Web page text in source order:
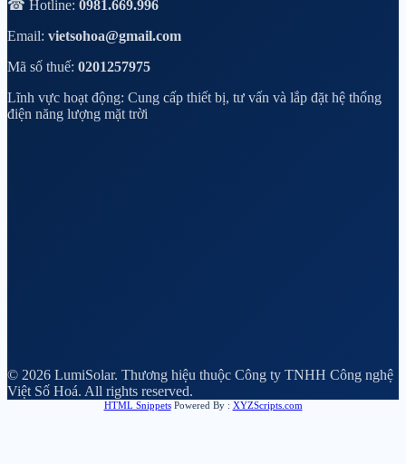
☎ Hotline: 0981.669.996
Email: vietsohoa@gmail.com
Mã số thuế: 0201257975
Lĩnh vực hoạt động: Cung cấp thiết bị, tư vấn và lắp đặt hệ thống
điện năng lượng mặt trời
© 2026 LumiSolar. Thương hiệu thuộc Công ty TNHH Công nghệ
Việt Số Hoá. All rights reserved.
HTML SnippetsPowered By : XYZScripts.com